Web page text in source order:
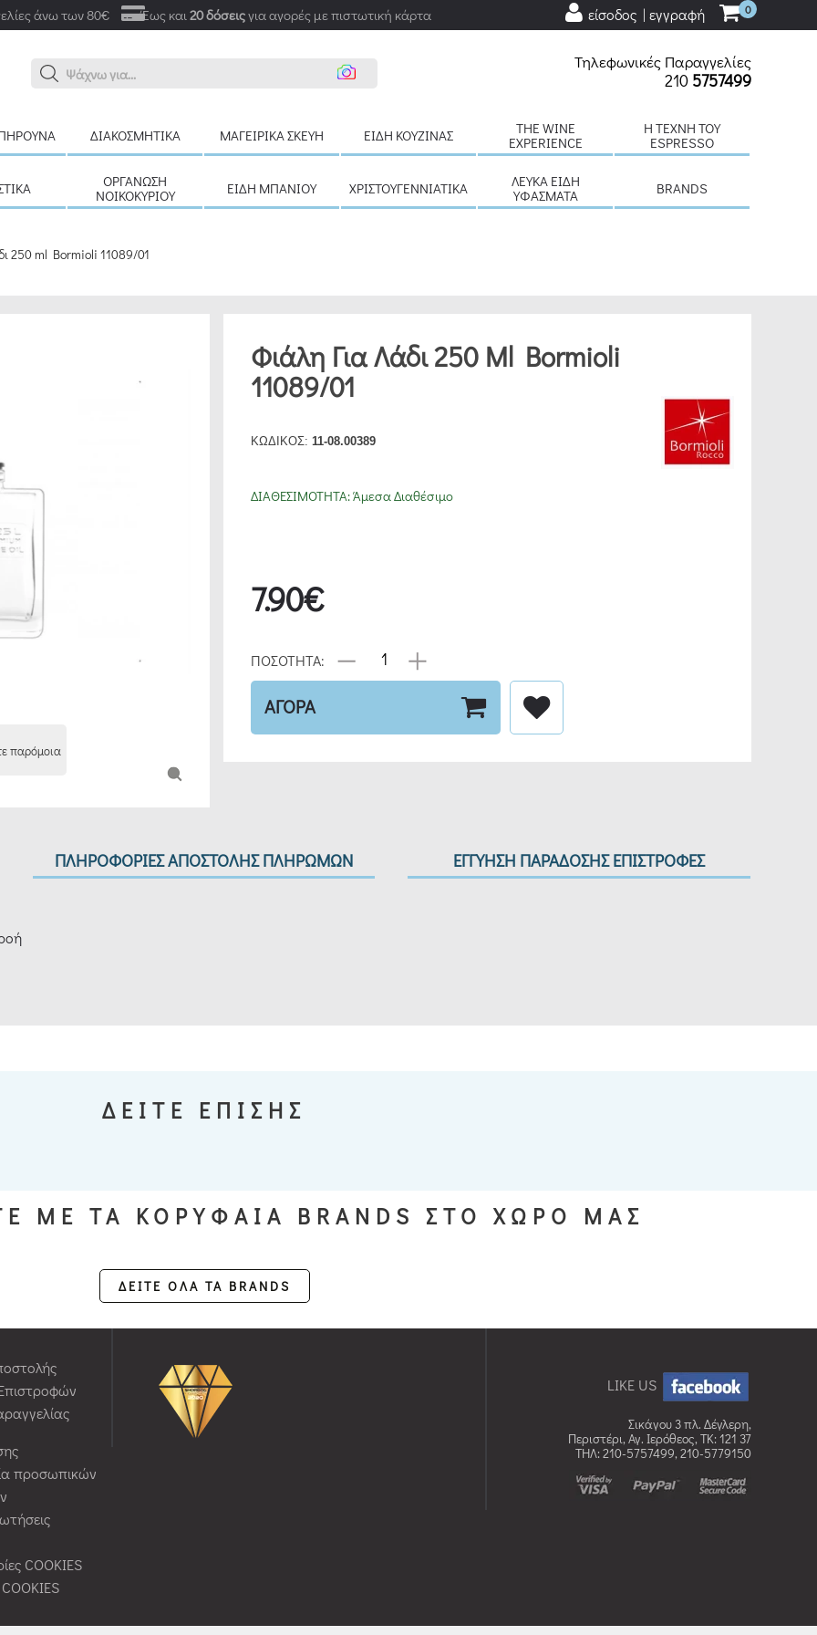
άνω των 80€ Έως και20 δόσειςγια αγορές με πιστωτική κάρτα 0
είσοδος | εγγραφή
Αναζ
Τηλεφωνικές Παραγγελίες
210 5757499
ΔΙΑΚΟΣΜΗΤΙΚΆ ΜΑΓΕΙΡΙΚΆ ΣΚΕΎΗ ΕΊΔΗ ΚΟΥΖΊΝΑΣ
THE WINE
EXPERIENCE
H ΤΈΧΝΗ ΤΟΥ
ESPRESSO
ΟΡΓΆΝΩΣΗ
ΝΟΙΚΟΚΥΡΙΟΎ
ΕΊΔΗ ΜΠΆΝΙΟΥ ΧΡΙΣΤΟΥΓΕΝΝΙΆΤΙΚΑ
ΛΕΥΚΆ ΕΊΔΗ
ΥΦΆΣΜΑΤΑ
BRANDS
250 ml Bormioli 11089/01
παρόμοια
Φιάλη Για Λάδι 250 Ml Bormioli
11089/01
ΚΩΔΙΚΟΣ: 11-08.00389
ΔΙΑΘΕΣΙΜΟΤΗΤΑ:Άμεσα Διαθέσιμο
7.90€
ΠΟΣΟΤΗΤΑ:
ΑΓΟΡΑ
ΠΛΗΡΟΦΟΡΙΕΣ ΑΠΟΣΤΟΛΗΣ ΠΛΗΡΩΜΩΝ ΕΓΓΥΗΣΗ ΠΑΡΑΔΟΣΗΣ ΕΠΙΣΤΡΟΦΕΣ
ΔΕΙΤΕ ΕΠΙΣΗΣ
ΜΕ ΤΑ ΚΟΡΥΦΑΙΑ BRANDS ΣΤΟ ΧΩΡΟ ΜΑΣ
ΔΕΙΤΕ ΟΛΑ ΤΑ BRANDS
προσωπικών
COOKIES
LIKE US
Σικάγου 3 πλ. Δέγλερη,
Περιστέρι, Αγ. Ιερόθεος, TK: 121 37
ΤΗΛ: 210-5757499, 210-5779150